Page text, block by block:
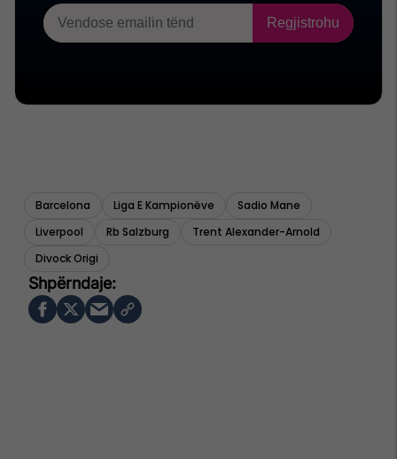
Barcelona Liga E Kampionëve
Sadio Mane
Liverpool
Rb Salzburg
Trent Alexander-Arnold
Divock Origi